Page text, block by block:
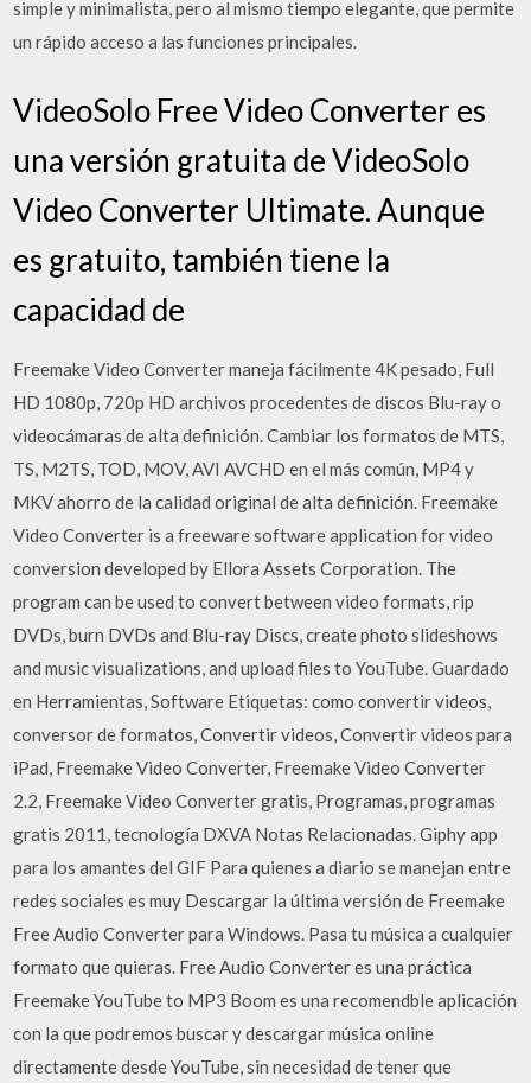
simple y minimalista, pero al mismo tiempo elegante, que permite
un rápido acceso a las funciones principales.
VideoSolo Free Video Converter es
una versión gratuita de VideoSolo
Video Converter Ultimate. Aunque
es gratuito, también tiene la
capacidad de
Freemake Video Converter maneja fácilmente 4K pesado, Full
HD 1080p, 720p HD archivos procedentes de discos Blu-ray o
videocámaras de alta definición. Cambiar los formatos de MTS,
TS, M2TS, TOD, MOV, AVI AVCHD en el más común, MP4 y
MKV ahorro de la calidad original de alta definición. Freemake
Video Converter is a freeware software application for video
conversion developed by Ellora Assets Corporation. The
program can be used to convert between video formats, rip
DVDs, burn DVDs and Blu-ray Discs, create photo slideshows
and music visualizations, and upload files to YouTube. Guardado
en Herramientas, Software Etiquetas: como convertir videos,
conversor de formatos, Convertir videos, Convertir videos para
iPad, Freemake Video Converter, Freemake Video Converter
2.2, Freemake Video Converter gratis, Programas, programas
gratis 2011, tecnología DXVA Notas Relacionadas. Giphy app
para los amantes del GIF Para quienes a diario se manejan entre
redes sociales es muy Descargar la última versión de Freemake
Free Audio Converter para Windows. Pasa tu música a cualquier
formato que quieras. Free Audio Converter es una práctica
Freemake YouTube to MP3 Boom es una recomendble aplicación
con la que podremos buscar y descargar música online
directamente desde YouTube, sin necesidad de tener que